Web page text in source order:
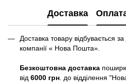
Доставка
Доставка товару відбувається
компанії « Нова Пошта».
Безкоштовна доставка
від 6000 грн . до відділення